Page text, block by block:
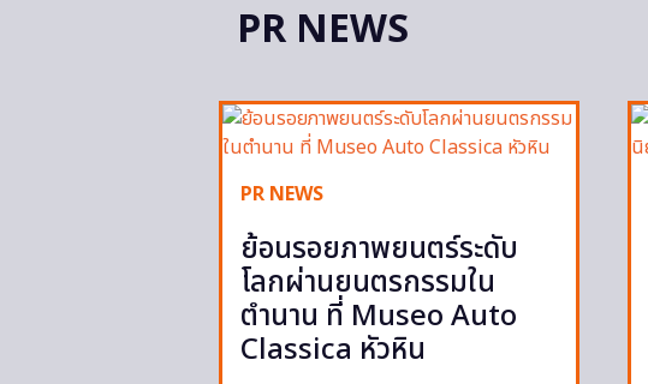
PR NEWS
PR NEWS
ย้อนรอยภาพยนตร์ระดับ
โลกผ่านยนตรกรรมใน
ตำนาน ที่ Museo Auto
Classica หัวหิน